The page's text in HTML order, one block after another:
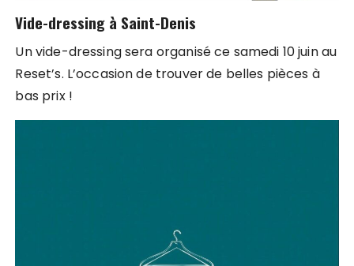
Vide-dressing à Saint-Denis
Un vide-dressing sera organisé ce samedi 10 juin au
Reset’s. L’occasion de trouver de belles pièces à
bas prix !